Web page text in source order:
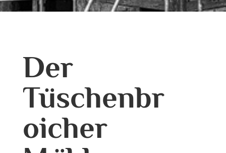
Der
Tüschenbr
oicher